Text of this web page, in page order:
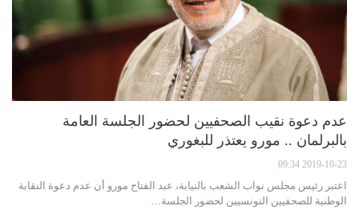
عدم دعوة نقيب الصحفيين لحضور الجلسة العامة
بالبرلمان .. مورو يعتذر للبغوري
2019-10-23 09:34
اعتبر رئيس مجلس نواب الشعب بالنيابة، عبد الفتاح مورو أن عدم دعوة النقابة
الوطنية للصحفيين التونسيين لحضور الجلسة…